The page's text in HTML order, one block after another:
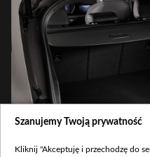
Szanujemy Twoją prywatność
Kliknij "Akceptuję i przechodzę do